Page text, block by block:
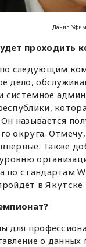
Данил
проходить
следующим
дело,
системное
называется
округа.
Также
по стандартам
в
для
о